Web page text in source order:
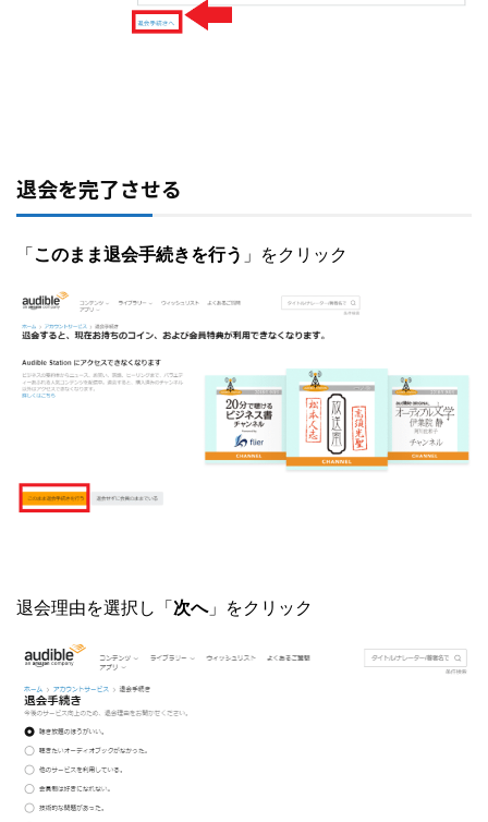
退会を完了させる
「このまま退会手続きを行う 」をクリック
退会理由を選択し「次へ」をクリック